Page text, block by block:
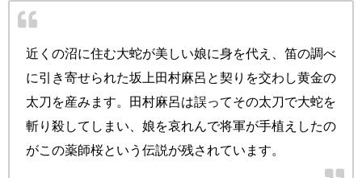
近くの沼に住む大蛇が美しい娘に身を代え、笛の調べ
に引き寄せられた坂上田村麻呂と契りを交わし黄金の
太刀を産みます。田村麻呂は誤ってその太刀で大蛇を
斬り殺してしまい、娘を哀れんで将軍が手植えしたの
がこの薬師桜という伝説が残されています。